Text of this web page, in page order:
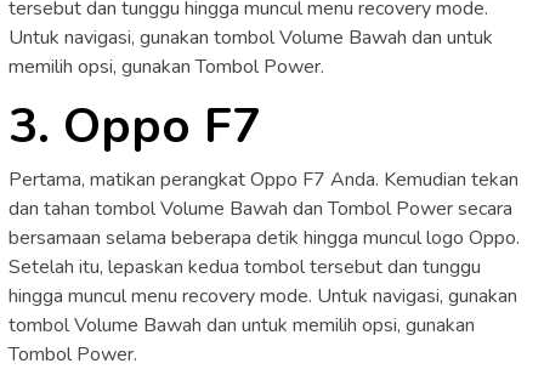
tersebut dan tunggu hingga muncul menu recovery mode.
Untuk navigasi, gunakan tombol Volume Bawah dan untuk
memilih opsi, gunakan Tombol Power.
3. Oppo F7
Pertama, matikan perangkat Oppo F7 Anda. Kemudian tekan
dan tahan tombol Volume Bawah dan Tombol Power secara
bersamaan selama beberapa detik hingga muncul logo Oppo.
Setelah itu, lepaskan kedua tombol tersebut dan tunggu
hingga muncul menu recovery mode. Untuk navigasi, gunakan
tombol Volume Bawah dan untuk memilih opsi, gunakan
Tombol Power.